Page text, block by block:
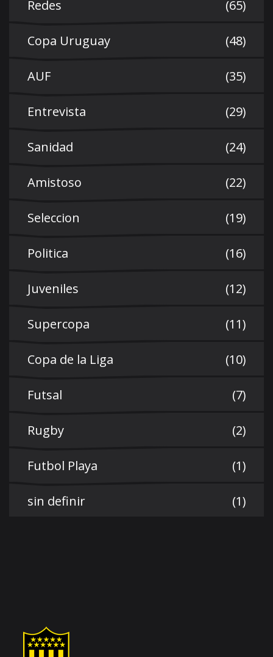
Redes (65)
Copa Uruguay (48)
AUF (35)
Entrevista (29)
Sanidad (24)
Amistoso (22)
Seleccion (19)
Politica (16)
Juveniles (12)
Supercopa (11)
Copa de la Liga (10)
Futsal (7)
Rugby (2)
Futbol Playa (1)
sin definir (1)